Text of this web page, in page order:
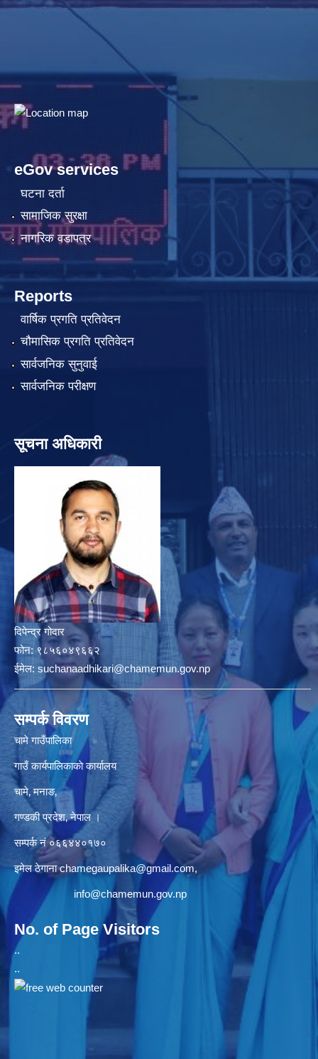
eGov services
घटना दर्ता
सामाजिक सुरक्षा
नागरिक वडापत्र
Reports
वार्षिक प्रगति प्रतिवेदन
चौमासिक प्रगति प्रतिवेदन
सार्वजनिक सुनुवाई
सार्वजनिक परीक्षण
सूचना अधिकारी
दिपेन्द्र गोदार
फोन: ९८५६०४९६६२
ईमेल: suchanaadhikari@chamemun.gov.np
सम्पर्क विवरण
चामे गाउँपालिका
गाउँ कार्यपालिकाकाे कार्यालय
चामे‚ मनाङ‚
गण्डकी प्रदेश‚ नेपाल ।
सम्पर्क न‌ं‍ ०६६४४०१७०
इमेल ठेगानाchamegaupalika@gmail.com,
info@chamemun.gov.np
No. of Page Visitors
..
..